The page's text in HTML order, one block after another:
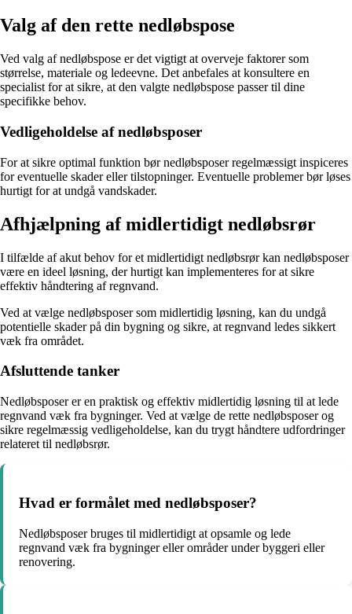
Valg af den rette nedløbspose
Ved valg af nedløbspose er det vigtigt at overveje faktorer som
størrelse, materiale og ledeevne. Det anbefales at konsultere en
specialist for at sikre, at den valgte nedløbspose passer til dine
specifikke behov.
Vedligeholdelse af nedløbsposer
For at sikre optimal funktion bør nedløbsposer regelmæssigt inspiceres
for eventuelle skader eller tilstopninger. Eventuelle problemer bør løses
hurtigt for at undgå vandskader.
Afhjælpning af midlertidigt nedløbsrør
I tilfælde af akut behov for et midlertidigt nedløbsrør kan nedløbsposer
være en ideel løsning, der hurtigt kan implementeres for at sikre
effektiv håndtering af regnvand.
Ved at vælge nedløbsposer som midlertidig løsning, kan du undgå
potentielle skader på din bygning og sikre, at regnvand ledes sikkert
væk fra området.
Afsluttende tanker
Nedløbsposer er en praktisk og effektiv midlertidig løsning til at lede
regnvand væk fra bygninger. Ved at vælge de rette nedløbsposer og
sikre regelmæssig vedligeholdelse, kan du trygt håndtere udfordringer
relateret til nedløbsrør.
Hvad er formålet med nedløbsposer?
Nedløbsposer bruges til midlertidigt at opsamle og lede
regnvand væk fra bygninger eller områder under byggeri eller
renovering.